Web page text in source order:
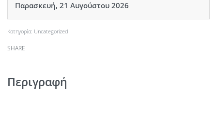
Παρασκευή, 21 Αυγούστου 2026
Κατηγορία: Uncategorized
SHARE
Περιγραφή